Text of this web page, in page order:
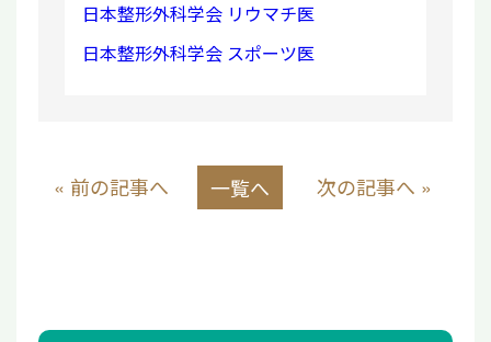
日本整形外科学会 リウマチ医
日本整形外科学会 スポーツ医
« 前の記事へ 一覧へ 次の記事へ »